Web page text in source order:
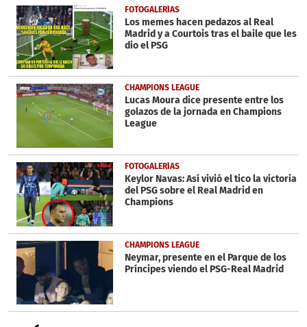
FOTOGALERÍAS
Los memes hacen pedazos al Real
Madrid y a Courtois tras el baile que les
dio el PSG
CHAMPIONS LEAGUE
Lucas Moura dice presente entre los
golazos de la jornada en Champions
League
FOTOGALERÍAS
Keylor Navas: Así vivió el tico la victoria
del PSG sobre el Real Madrid en
Champions
CHAMPIONS LEAGUE
Neymar, presente en el Parque de los
Príncipes viendo el PSG-Real Madrid